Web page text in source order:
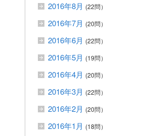
2016年8月 (22問）
2016年7月 (20問）
2016年6月 (22問）
2016年5月 (19問）
2016年4月 (20問）
2016年3月 (22問）
2016年2月 (20問）
2016年1月 (18問）